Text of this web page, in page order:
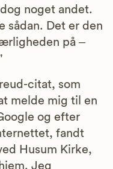
noget andet.
sådan. Det er den
på –
citat, som
melde mig til en
og efter
fandt
Husum Kirke,
Jeg